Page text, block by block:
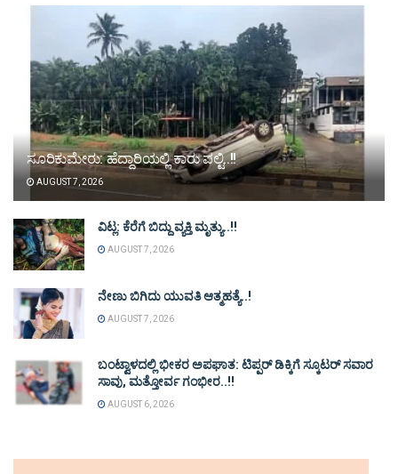
ಸೂರಿಕುಮೇರು: ಹೆದ್ದಾರಿಯಲ್ಲಿ ಕಾರು ಪಲ್ಟಿ..!!
AUGUST 7, 2026
ವಿಟ್ಲ: ಕೆರೆಗೆ ಬಿದ್ದು ವ್ಯಕ್ತಿ ಮೃತ್ಯು..!!
AUGUST 7, 2026
ನೇಣು ಬಿಗಿದು ಯುವತಿ ಆತ್ಮಹತ್ಯೆ..!
AUGUST 7, 2026
ಬಂಟ್ವಾಳದಲ್ಲಿ ಭೀಕರ ಅಪಘಾತ: ಟಿಪ್ಪರ್ ಡಿಕ್ಕಿಗೆ ಸ್ಕೂಟರ್ ಸವಾರ
ಸಾವು, ಮತ್ತೋರ್ವ ಗಂಭೀರ..!!
AUGUST 6, 2026